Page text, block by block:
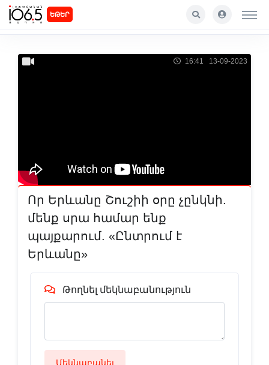
ԵԹԵՐ
16:41 13-09-2023
Որ Երևանը Շուշիի օրը չընկնի.
մենք սրա համար ենք
պայքարում. «Ընտրում է
Երևանը»
Թողնել մեկնաբանություն
Մեկնաբանել